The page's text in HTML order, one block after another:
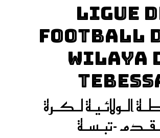
LIGUE
FOOTBALL
WILAYA
الـولائـيـة لـكـرة
-تبـسـة